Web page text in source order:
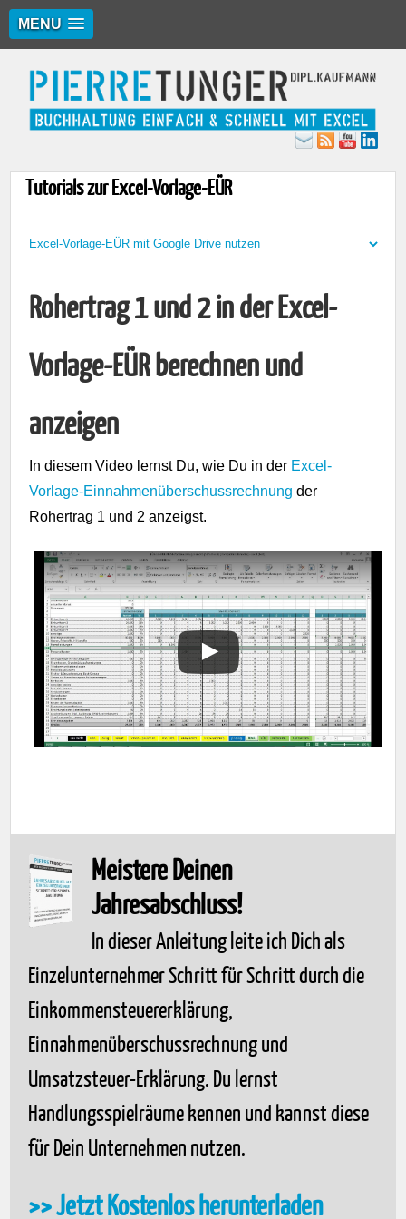
MENU
Tutorials zur Excel-Vorlage-EÜR
Rohertrag 1 und 2 in der Excel-
Vorlage-EÜR berechnen und
anzeigen
In diesem Video lernst Du, wie Du in der Excel-
Vorlage-Einnahmenüberschussrechnung der
Rohertrag 1 und 2 anzeigst.
Meistere Deinen
Jahresabschluss!
In dieser Anleitung leite ich Dich als
Einzelunternehmer Schritt für Schritt durch die
Einkommensteuererklärung,
Einnahmenüberschussrechnung und
Umsatzsteuer-Erklärung. Du lernst
Handlungsspielräume kennen und kannst diese
für Dein Unternehmen nutzen.
>> Jetzt Kostenlos herunterladen